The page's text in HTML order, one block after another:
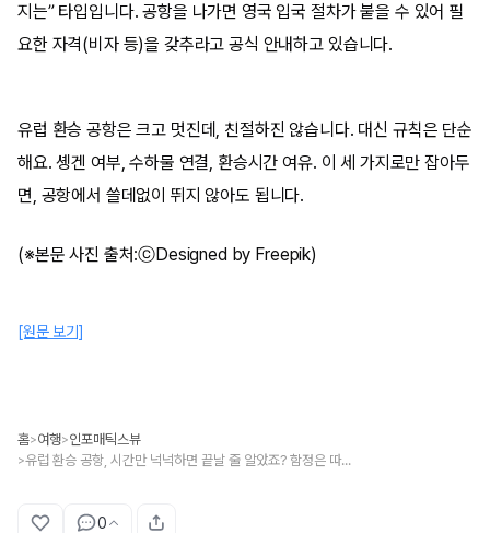
지는” 타입입니다. 공항을 나가면 영국 입국 절차가 붙을 수 있어 필
요한 자격(비자 등)을 갖추라고 공식 안내하고 있습니다.
유럽 환승 공항은 크고 멋진데, 친절하진 않습니다. 대신 규칙은 단순
해요. 솅겐 여부, 수하물 연결, 환승시간 여유. 이 세 가지로만 잡아두
면, 공항에서 쓸데없이 뛰지 않아도 됩니다.
(※본문 사진 출처:ⓒDesigned by Freepik)
[원문 보기]
홈>여행>인포매틱스뷰
> 유럽 환승 공항, 시간만 넉넉하면 끝날 줄 알았죠? 함정은 따로 있습니다
0